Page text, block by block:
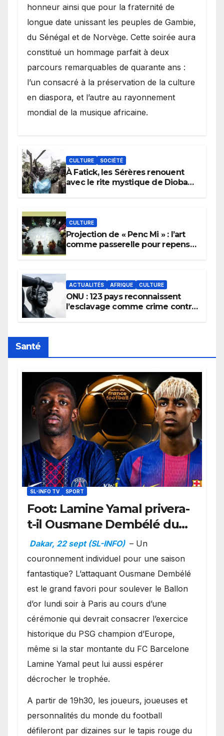
honneur ainsi que pour la fraternité de
longue date unissant les peuples de Gambie,
du Sénégal et de Norvège. Cette soirée aura
constitué un hommage parfait à deux
parcours remarquables de quarante ans :
l’un consacré à la préservation de la culture
en diaspora, et l’autre au rayonnement
mondial de la musique africaine.
CULTURE SOCIÉTÉ
À Fatick, les Sérères renouent
avec le rite mystique de Diobaye
CULTURE
Projection de « Penc Mi » : l’art
comme passerelle pour repenser
ACTUALITÉS AFRIQUE CULTURE
ONU : 123 pays reconnaissent
l’esclavage comme crime contre
Santé
SL-INFO TV SPORT
Foot: Lamine Yamal privera-
t-il Ousmane Dembélé du
Ballon d’or ?
Dakar, 22 sept (SL-INFO) – Un
couronnement individuel pour une saison
fantastique? L’attaquant Ousmane Dembélé
est le grand favori pour soulever le Ballon
d’or lundi soir à Paris au cours d’une
cérémonie qui devrait consacrer l’exercice
historique du PSG champion d’Europe,
même si la star montante du FC Barcelone
Lamine Yamal peut lui aussi espérer
décrocher le trophée.
A partir de 19h30, les joueurs, joueuses et
personnalités du monde du football
défileront par dizaines sur le tapis rouge du